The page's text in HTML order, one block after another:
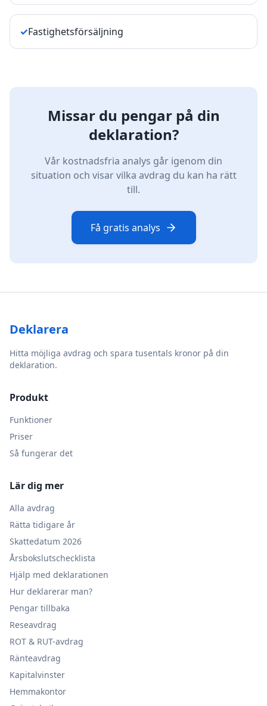
✓Fastighetsförsäljning
Missar du pengar på din
deklaration?
Vår kostnadsfria analys går igenom din
situation och visar vilka avdrag du kan ha rätt
till.
Få gratis analys
Deklarera
Hitta möjliga avdrag och spara tusentals kronor på din
deklaration.
Produkt
Funktioner
Priser
Så fungerar det
Lär dig mer
Alla avdrag
Rätta tidigare år
Skattedatum 2026
Årsbokslutschecklista
Hjälp med deklarationen
Hur deklarerar man?
Pengar tillbaka
Reseavdrag
ROT & RUT-avdrag
Ränteavdrag
Kapitalvinster
Hemmakontor